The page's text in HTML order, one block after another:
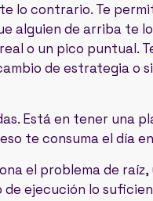
lo contrario. Te
alguien de arriba te lo
o un pico puntual.
de estrategia o
Está en tener una
te consuma el día
el problema de raíz,
de ejecución lo